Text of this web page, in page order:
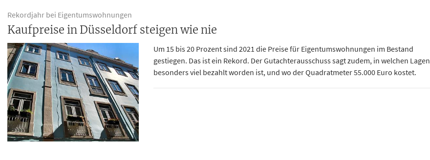
Rekordjahr bei Eigentumswohnungen
Kaufpreise in Düsseldorf steigen wie nie
Um 15 bis 20 Prozent sind 2021 die Preise für Eigentumswohnungen im Bestand
gestiegen. Das ist ein Rekord. Der Gutachterausschuss sagt zudem, in welchen Lagen
besonders viel bezahlt worden ist, und wo der Quadratmeter 55.000 Euro kostet.